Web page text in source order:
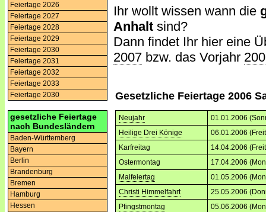
Feiertage 2026
Feiertage 2027
Feiertage 2028
Feiertage 2029
Feiertage 2030
Feiertage 2031
Feiertage 2032
Feiertage 2033
Feiertage 2030
gesetzliche Feiertage
nach Bundesländern
Baden-Württemberg
Bayern
Berlin
Brandenburg
Bremen
Hamburg
Hessen
Ihr wollt wissen wann die
Anhalt sind?
Dann findet Ihr hier eine
2007 bzw. das Vorjahr
Gesetzliche Feiertage 2006
Neujahr
01.01.2006
Heilige Drei Könige
06.01.2006
Karfreitag
14.04.2006
Ostermontag
17.04.2006
Maifeiertag
01.05.2006
Christi Himmelfahrt
25.05.2006
Pfingstmontag
05.06.2006